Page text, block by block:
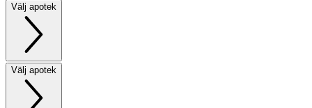
Välj apotek
Välj apotek